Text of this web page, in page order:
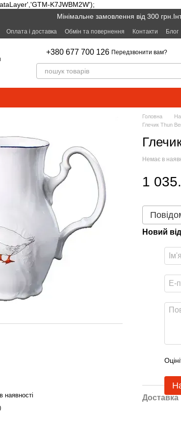
K7JWBM2W');
Мінімальне замовлення від 300
Оплата і доставка Обмін та повернення Контакти Блог
+380 677 700 126 Передзвонити вам?
наявності
Головна
Глечик Thun
Немає в
1
Новий
Доставка